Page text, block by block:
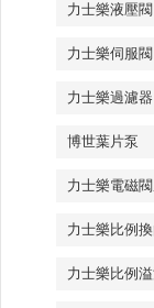
力士樂液壓閥
力士樂伺服閥
力士樂過濾器
博世葉片泵
力士樂電磁
力士樂比例
力士樂比例